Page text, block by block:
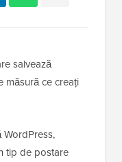
salvează
măsură ce creați
tip de postare